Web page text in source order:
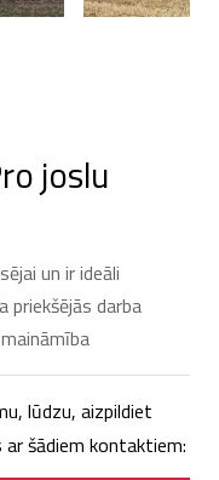
joslu
un ir ideāli
priekšējās darba
lūdzu, aizpildiet
šādiem kontaktiem: